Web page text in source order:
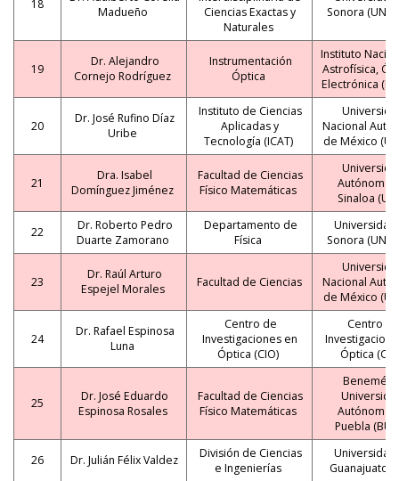
18
Madueño
Ciencias Exactas y
Naturales
Sonora
19
Dr. Alejandro
Cornejo Rodríguez
Instrumentación
Óptica
Instituto
Astrofísica,
Electrónica
20
Dr. José Rufino Díaz
Uribe
Instituto de Ciencias
Aplicadas y
Tecnología (ICAT)
Nacional
de México
21
Dra. Isabel
Domínguez Jiménez
Facultad de Ciencias
Físico Matemáticas
Autónoma
Sinaloa
22
Dr. Roberto Pedro
Duarte Zamorano
Departamento de
Física
Sonora
23
Dr. Raúl Arturo
Espejel Morales
Facultad de Ciencias
Nacional
de México
24
Dr. Rafael Espinosa
Luna
Centro de
Investigaciones en
Óptica (CIO)
Centro de
Óptica
25
Dr. José Eduardo
Espinosa Rosales
Facultad de Ciencias
Físico Matemáticas
Autónoma
Puebla
26 Dr. Julián Félix Valdez
División de Ciencias
e Ingenierías
Guanajuato